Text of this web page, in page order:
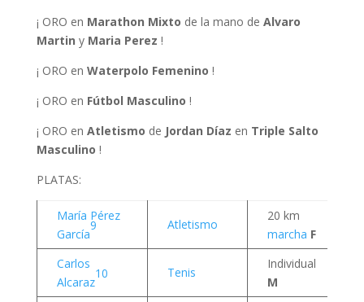
¡ ORO en Marathon Mixto de la mano de Alvaro
Martin yMaria Perez !
¡ ORO en Waterpolo Femenino !
¡ ORO en Fútbol Masculino !
¡ ORO en Atletismo de Jordan Díaz en Triple Salto
Masculino !
PLATAS:
María Pérez
García
9 Atletismo
20 km
marcha F
Carlos
Alcaraz
10 Tenis
Individual
M